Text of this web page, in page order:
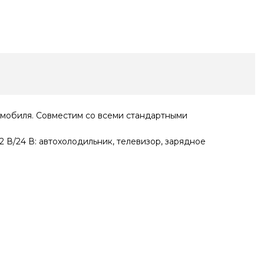
Совместим со всеми стандартными
24 В: автохолодильник, телевизор, зарядное